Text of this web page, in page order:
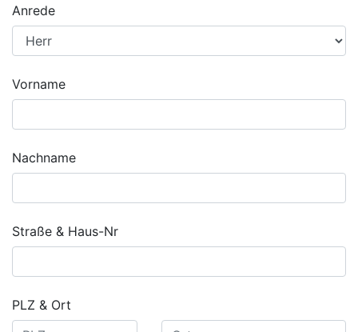
Anrede
Vorname
Nachname
Straße & Haus-Nr
PLZ & Ort